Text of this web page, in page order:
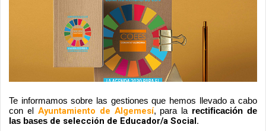
Te informamos sobre las gestiones que hemos llevado a cabo
con el Ayuntamiento de Algemesí, para la rectificación de
las bases de selección de Educador/a Social.